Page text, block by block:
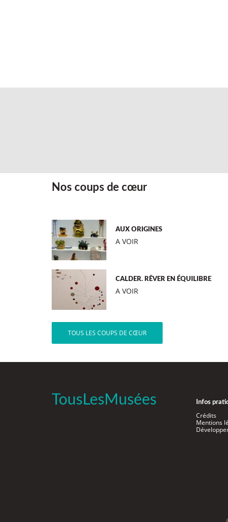
Nos coups de cœur
AUX ORIGINES
A VOIR
CALDER. RÊVER EN ÉQUILIBRE
A VOIR
TOUS LES COUPS DE CŒUR
TousLesMusées Infos
Crédits
Mentions